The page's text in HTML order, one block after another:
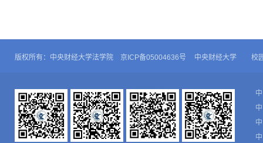
版权所有：中央财经大学法学院 京ICP备05004636号 中央财经大学 校